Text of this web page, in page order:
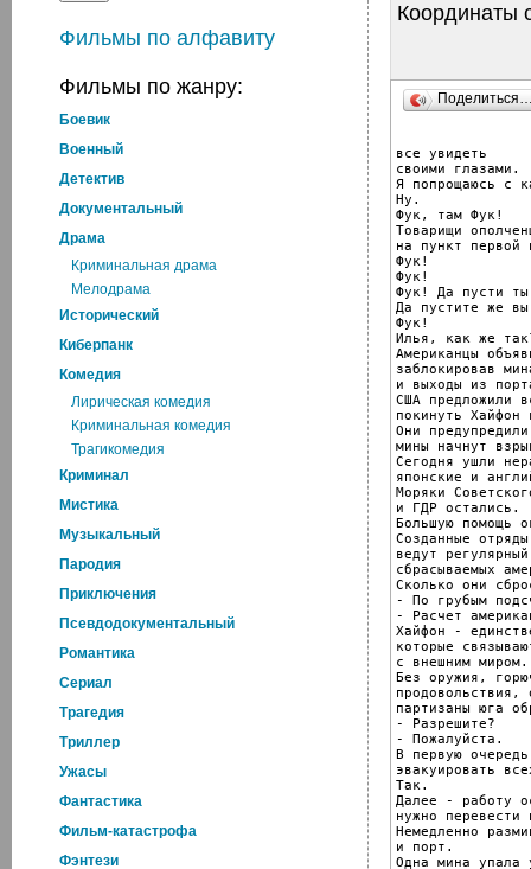
Фильмы по алфавиту
Фильмы по жанру:
Боевик
Военный
Детектив
Документальный
Драма
Криминальная драма
Мелодрама
Исторический
Киберпанк
Комедия
Лирическая комедия
Криминальная комедия
Трагикомедия
Криминал
Мистика
Музыкальный
Пародия
Приключения
Псевдодокументальный
Романтика
Cериал
Трагедия
Триллер
Ужасы
Фантастика
Фильм-катастрофа
Фэнтези
Координаты
все увидеть
своими глазами.
Я попрощаюсь с
Ну.
Фук, там Фук!
Товарищи
на пункт первой
Фук!
Фук!
Фук! Да пусти
Да пустите же
Фук!
Илья, как же
Американцы
заблокировав
и выходы из
США предложили
покинуть
Они
мины начнут
Сегодня ушли
японские и
Моряки
и ГДР остались.
Большую помощь
Созданные
ведут
сбрасываемых
Сколько они
- По грубым
- Расчет
Хайфон -
которые
с внешним миром.
Без оружия,
продовольствия,
партизаны юга
- Разрешите?
- Пожалуйста.
В первую
эвакуировать
Так.
Далее - работу
нужно
Немедленно
и порт.
Одна мина упала